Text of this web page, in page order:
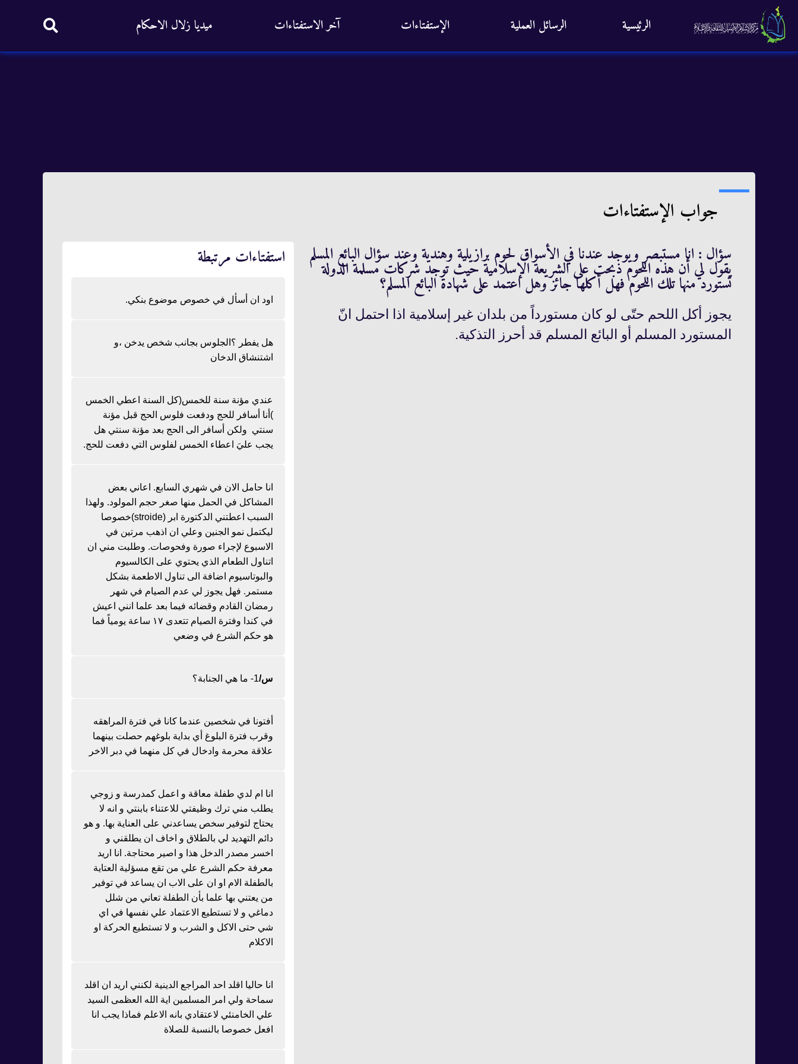
الرئيسية الرسائل العملية الإستفتاءات آخر الاستفتاءات ميديا زلال الاحكام
جواب الإستفتاءات
سؤال : انا مستبصر ويوجد عندنا في الأسواق لحوم برازيلية وهندية وعند سؤال البائع المسلم
يقول لي أن هذه اللحوم ذبحت على الشريعة الإسلامية حيث توجد شركات مسلمة الدولة
تستورد منها تلك اللحوم فهل أكلها جائز وهل اعتمد على شهادة البائع المسلم؟
يجوز أكل اللحم حتّى لو كان مستورداً من بلدان غير إسلامية اذا احتمل انّ
المستورد المسلم أو البائع المسلم قد أحرز التذكية.
استفتاءات مرتبطة
اود ان أسأل في خصوص موضوع بنكي.
هل يفطر ؟الجلوس بجانب شخص يدخن ،و
اشتنشاق الدخان
عندي مؤنة سنة للخمس(كل السنة اعطي الخمس
)أنا أسافر للحج ودفعت فلوس الحج قبل مؤنة
سنتي ولكن أسافر الى الحج بعد مؤنة سنتي هل
يجب عليَ اعطاء الخمس لفلوس التي دفعت للحج.
انا حامل الان في شهري السابع. اعاني بعض
المشاكل في الحمل منها صغر حجم المولود. ولهذا
السبب اعطتني الدكتورة ابر (stroide)خصوصا
ليكتمل نمو الجنين وعلي ان اذهب مرتين في
الاسبوع لإجراء صورة وفحوصات. وطلبت مني ان
اتناول الطعام الذي يحتوي على الكالسيوم
والبوتاسيوم اضافة الى تناول الاطعمة بشكل
مستمر. فهل يجوز لي عدم الصيام في شهر
رمضان القادم وقضائه فيما بعد علما انني اعيش
في كندا وفترة الصيام تتعدى ١٧ ساعة يومياً فما
هو حكم الشرع في وضعي
س/1- ما هي الجنابة؟
أفتونا في شخصين عندما كانا في فترة المراهقه
وقرب فترة البلوغ أي بداية بلوغهم حصلت بينهما
علاقة محرمة وادخال في كل منهما في دبر الاخر
انا ام لدي طفلة معاقة و اعمل كمدرسة و زوجي
يطلب مني ترك وظيفتي للاعتناء بابنتي و انه لا
يحتاج لتوفير سخص يساعدني على العناية بها. و هو
دائم التهديد لي بالطلاق و اخاف ان يطلقني و
اخسر مصدر الدخل هذا و اصير محتاجة. انا اريد
معرفة حكم الشرع علي من تقع مسؤلية العتاية
بالطفلة الام او ان على الاب ان يساعد في توفير
من يعتني بها علما بأن الطفلة تعاني من شلل
دماغي و لا تستطيع الاعتماد علي نفسها في اي
شي حتى الاكل و الشرب و لا تستطيع الحركة او
الاكلام
انا حاليا اقلد احد المراجع الدينية لكنني اريد ان اقلد
سماحة ولي امر المسلمين اية الله العظمى السيد
علي الخامنئي لاعتقادي بانه الاعلم فماذا يجب انا
افعل خصوصا بالنسبة للصلاة